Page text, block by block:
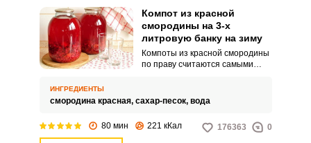
Компот из красной
смородины на 3-х
литровую банку на зиму
Компоты из красной смородины
по праву считаются самыми
смородины можно делать как
кислым.
ИНГРЕДИЕНТЫ
смородина красная, сахар-песок, вода
80 мин 221 кКал 176363 0